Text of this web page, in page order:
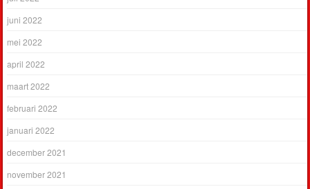
juni 2022
mei 2022
april 2022
maart 2022
februari 2022
januari 2022
december 2021
november 2021